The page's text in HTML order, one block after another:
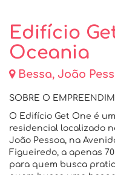
Edifício
Oceania
Bessa, João
SOBRE O
O Edifício Get One é
residencial localizado
João Pessoa, na
Figueiredo, a apenas
para quem busca